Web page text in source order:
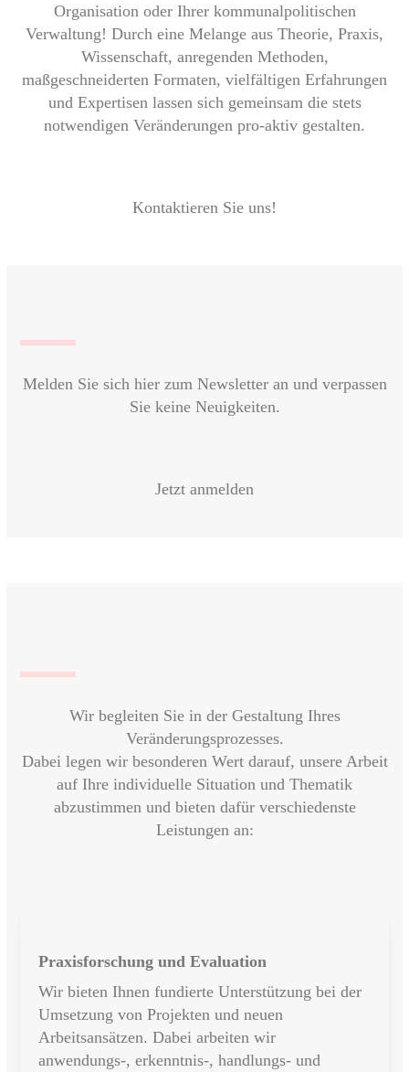
Organisation oder Ihrer kommunalpolitischen
Verwaltung! Durch eine Melange aus Theorie, Praxis,
Wissenschaft, anregenden Methoden,
maßgeschneiderten Formaten, vielfältigen Erfahrungen
und Expertisen lassen sich gemeinsam die stets
notwendigen Veränderungen pro-aktiv gestalten.
Kontaktieren Sie uns!
Melden Sie sich hier zum Newsletter an und verpassen
Sie keine Neuigkeiten.
Jetzt anmelden
Wir begleiten Sie in der Gestaltung Ihres
Veränderungsprozesses.
Dabei legen wir besonderen Wert darauf, unsere Arbeit
auf Ihre individuelle Situation und Thematik
abzustimmen und bieten dafür verschiedenste
Leistungen an:
Praxisforschung und Evaluation
Wir bieten Ihnen fundierte Unterstützung bei der
Umsetzung von Projekten und neuen
Arbeitsansätzen. Dabei arbeiten wir
anwendungs-, erkenntnis-, handlungs- und